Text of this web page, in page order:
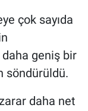
çok sayıda
geniş bir
söndürüldü.
daha net